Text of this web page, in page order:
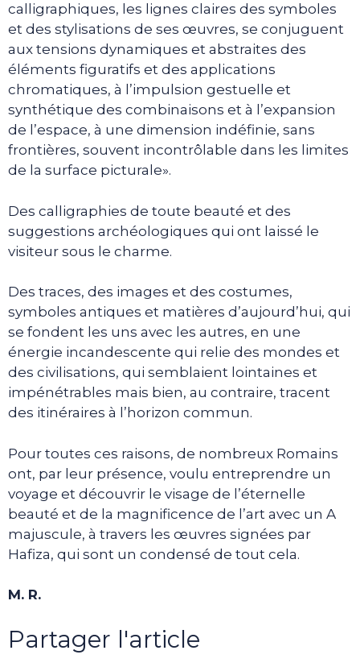
calligraphiques, les lignes claires des symboles
et des stylisations de ses œuvres, se conjuguent
aux tensions dynamiques et abstraites des
éléments figuratifs et des applications
chromatiques, à l’impulsion gestuelle et
synthétique des combinaisons et à l’expansion
de l’espace, à une dimension indéfinie, sans
frontières, souvent incontrôlable dans les limites
de la surface picturale».
Des calligraphies de toute beauté et des
suggestions archéologiques qui ont laissé le
visiteur sous le charme.
Des traces, des images et des costumes,
symboles antiques et matières d’aujourd’hui, qui
se fondent les uns avec les autres, en une
énergie incandescente qui relie des mondes et
des civilisations, qui semblaient lointaines et
impénétrables mais bien, au contraire, tracent
des itinéraires à l’horizon commun.
Pour toutes ces raisons, de nombreux Romains
ont, par leur présence, voulu entreprendre un
voyage et découvrir le visage de l’éternelle
beauté et de la magnificence de l’art avec un A
majuscule, à travers les œuvres signées par
Hafiza, qui sont un condensé de tout cela.
M. R.
Partager l'article